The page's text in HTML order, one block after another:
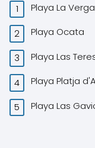
Playa La Verga
Playa Ocata
Playa Las
Playa Platja
Playa Las